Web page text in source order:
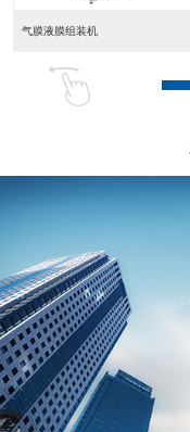
气膜液膜组装机